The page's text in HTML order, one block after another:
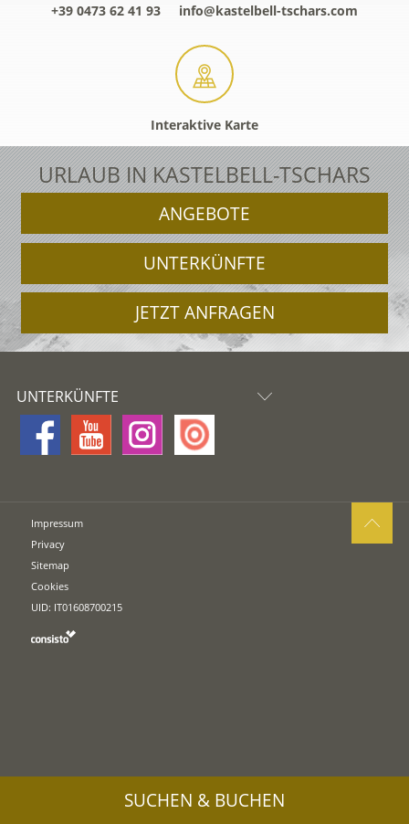
+39 0473 62 41 93 info@kastelbell-tschars.com
Interaktive Karte
URLAUB IN KASTELBELL-TSCHARS
ANGEBOTE
UNTERKÜNFTE
JETZT ANFRAGEN
UNTERKÜNFTE
Impressum
Privacy
Sitemap
Cookies
UID: IT01608700215
SUCHEN & BUCHEN